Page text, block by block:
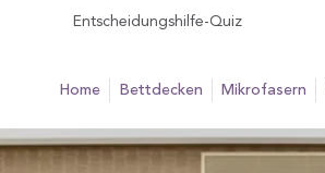
Entscheidungshilfe-Quiz
home bettdecken mikrofasern